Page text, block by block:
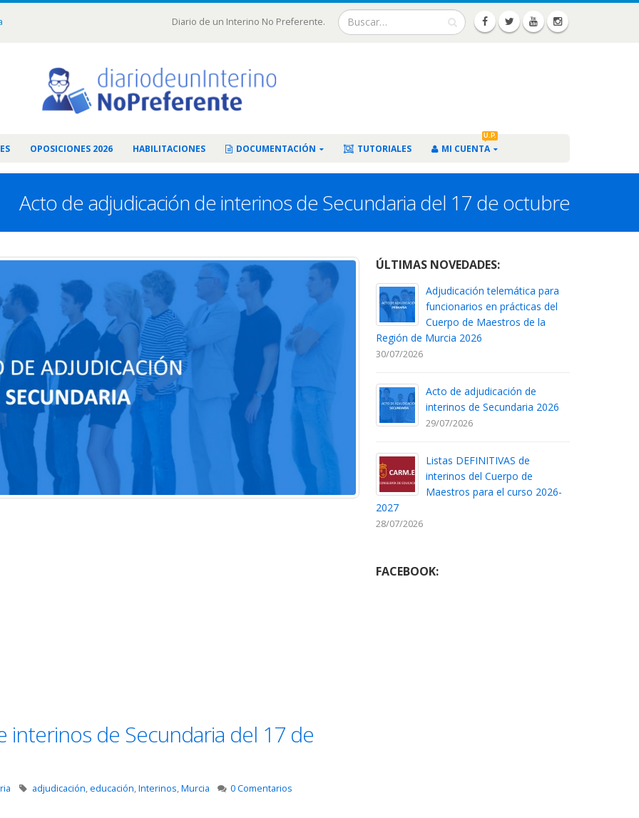
Diario de un Interino No Preferente.
OPOSICIONES 2026 HABILITACIONES DOCUMENTACIÓN TUTORIALES MI CUENTA
U.P.
Acto de adjudicación de interinos de Secundaria del 17 de octubre
interinos de Secundaria del 17 de
adjudicación,educación,Interinos,Murcia 0 Comentarios
ÚLTIMAS NOVEDADES:
Adjudicación telemática para
funcionarios en prácticas del
Cuerpo de Maestros de la
Región de Murcia 2026
30/07/2026
Acto de adjudicación de
interinos de Secundaria 2026
29/07/2026
Listas DEFINITIVAS de
interinos del Cuerpo de
Maestros para el curso 2026-
2027
28/07/2026
FACEBOOK: